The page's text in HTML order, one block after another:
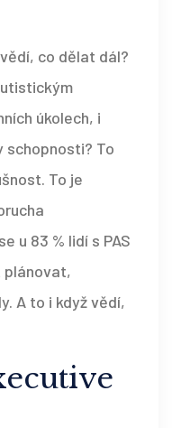
co dělat dál?
úkolech, i
schopnosti? To
To je
u 83 % lidí s PAS
plánovat,
A to i když vědí,